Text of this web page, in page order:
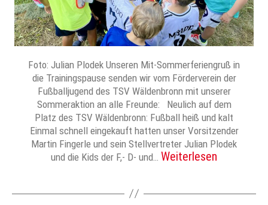
Foto: Julian Plodek Unseren Mit-Sommerferiengruß in
die Trainingspause senden wir vom Förderverein der
Fußballjugend des TSV Wäldenbronn mit unserer
Sommeraktion an alle Freunde: Neulich auf dem
Platz des TSV Wäldenbronn: Fußball heiß und kalt
Einmal schnell eingekauft hatten unser Vorsitzender
Martin Fingerle und sein Stellvertreter Julian Plodek
und die Kids der F,- D- und… Weiterlesen